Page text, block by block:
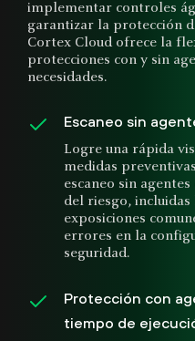
implementar controles
garantizar la protección
Cortex Cloud ofrece la
protecciones con y sin
necesidades.
Escaneo sin
Logre una rápida
medidas
escaneo sin
del riesgo,
exposiciones
errores en la
seguridad.
Protección con
tiempo de